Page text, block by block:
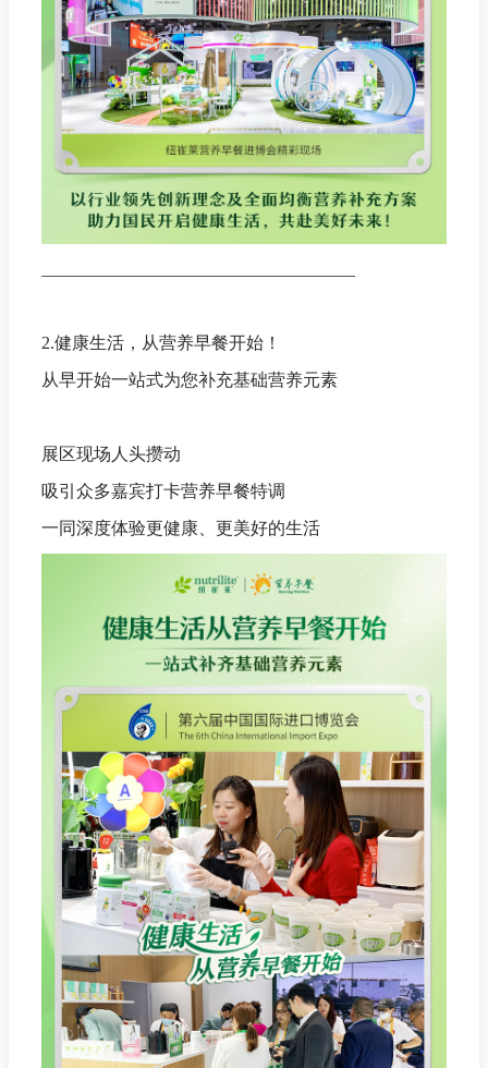
2.健康生活，从营养早餐开始！
从早开始一站式为您补充基础营养元素
展区现场人头攒动
吸引众多嘉宾打卡营养早餐特调
一同深度体验更健康、更美好的生活